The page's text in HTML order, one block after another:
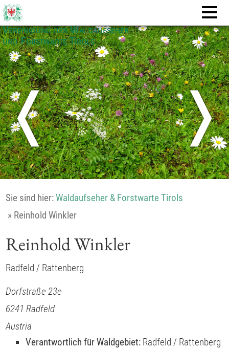
Vereinigung der Waldaufseher
und Forstwarte Tirols
❬ ❭
Sie sind hier:Waldaufseher & Forstwarte Tirols
» Reinhold Winkler
Reinhold Winkler
Radfeld / Rattenberg
Dorfstraße 23e
6241 Radfeld
Austria
Verantwortlich für Waldgebiet:Radfeld / Rattenberg